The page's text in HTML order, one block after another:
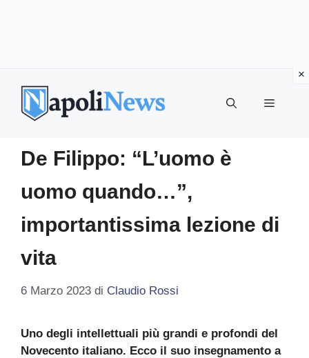
contenuto
MENU
De Filippo: “L’uomo è
uomo quando…”,
importantissima lezione di
vita
6 Marzo 2023 di Claudio Rossi
Uno degli intellettuali più grandi e profondi del
Novecento italiano. Ecco il suo insegnamento a